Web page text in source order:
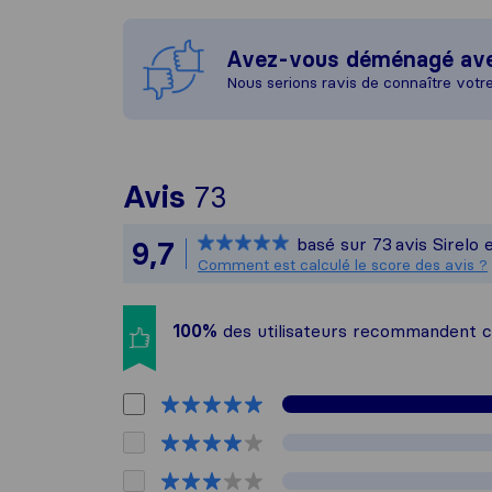
Avez-vous déménagé
Nous serions ravis de connaître
Avis 73
Sirelo n'est pas
Tous les avis
9,7 basé sur 73 avis Sirelo
Comment est calculé le score des avis ?
100% des utilisateurs recommandent